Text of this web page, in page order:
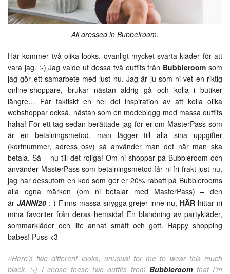
All dressed in Bubbelroom.
Här kommer två olika looks, ovanligt mycket svarta kläder för att
vara jag. :-) Jag valde ut dessa två outfits från Bubbleroom som
jag gör ett samarbete med just nu. Jag är ju som ni vet en riktig
online-shoppare, brukar nästan aldrig gå och kolla i butiker
längre… Får faktiskt en hel del inspiration av att kolla olika
webshoppar också, nästan som en modeblogg med massa outfits
haha! För ett tag sedan berättade jag för er om MasterPass som
är en betalningsmetod, man lägger till alla sina uppgifter
(kortnummer, adress osv) så använder man det när man ska
betala. Så – nu till det roliga! Om ni shoppar på Bubbleroom och
använder MasterPass som betalningsmetod får ni fri frakt just nu,
jag har dessutom en kod som ger er 20% rabatt på Bubblerooms
alla egna märken (om ni betalar med MasterPass) – den
är JANNI20:-) Finns massa snygga grejer inne nu, HÄR hittar ni
mina favoriter från deras hemsida! En blandning av partykläder,
sommarkläder och lite annat smått och gott. Happy shopping
babes! Puss <3
//Here’s two different looks, unusual for me to wear this much
black. :-) I chose these two outfits fromBubbleroomthat I’m